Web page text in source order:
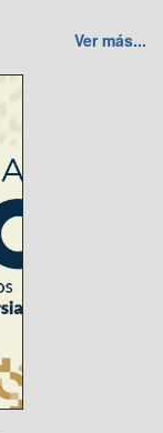
Ver más...